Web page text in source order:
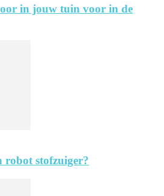
in jouw tuin voor in de
robot stofzuiger?